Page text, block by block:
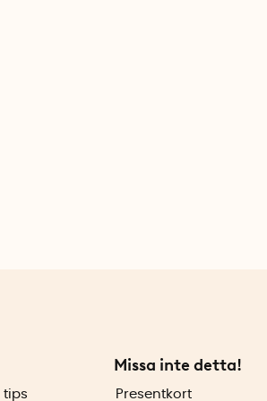
tips
Missa inte detta!
Presentkort